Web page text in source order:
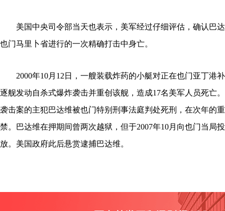
美国中央司令部当天也表示，美军经过仔细评估，确认巴达
也门马里卜省进行的一次精确打击中身亡。
2000年10月12日，一艘装载炸药的小艇对正在也门亚丁港补
逐舰发动自杀式爆炸袭击并重创该舰，造成17名美军人员死亡
袭击案的主犯巴达维被也门特别刑事法庭判处死刑，在次年的
禁。巴达维在押期间曾两次越狱，但于2007年10月向也门当局
放。美国政府此后悬赏逮捕巴达维。